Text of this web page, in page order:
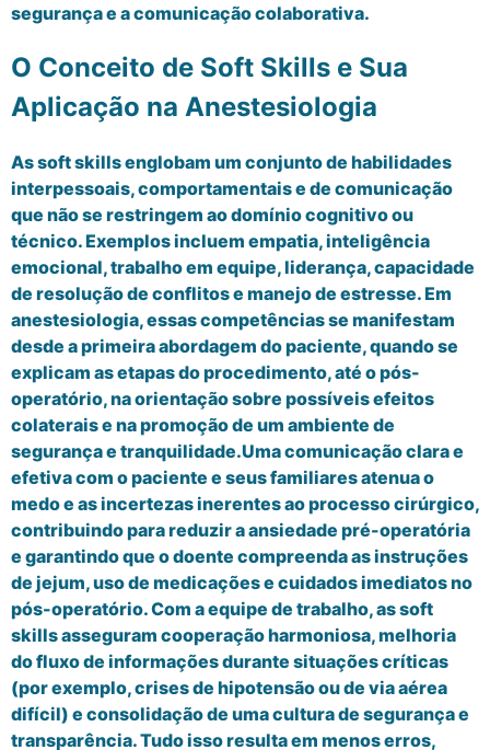
segurança e a comunicação colaborativa.
O Conceito de Soft Skills e Sua
Aplicação na Anestesiologia
As soft skills englobam um conjunto de habilidades
interpessoais, comportamentais e de comunicação
que não se restringem ao domínio cognitivo ou
técnico. Exemplos incluem empatia, inteligência
emocional, trabalho em equipe, liderança, capacidade
de resolução de conflitos e manejo de estresse. Em
anestesiologia, essas competências se manifestam
desde a primeira abordagem do paciente, quando se
explicam as etapas do procedimento, até o pós-
operatório, na orientação sobre possíveis efeitos
colaterais e na promoção de um ambiente de
segurança e tranquilidade.Uma comunicação clara e
efetiva com o paciente e seus familiares atenua o
medo e as incertezas inerentes ao processo cirúrgico,
contribuindo para reduzir a ansiedade pré-operatória
e garantindo que o doente compreenda as instruções
de jejum, uso de medicações e cuidados imediatos no
pós-operatório. Com a equipe de trabalho, as soft
skills asseguram cooperação harmoniosa, melhoria
do fluxo de informações durante situações críticas
(por exemplo, crises de hipotensão ou de via aérea
difícil) e consolidação de uma cultura de segurança e
transparência. Tudo isso resulta em menos erros,